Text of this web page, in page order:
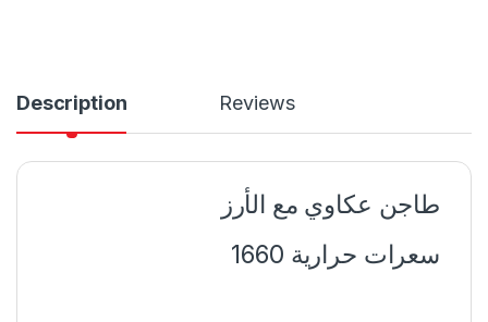
Description Reviews
طاجن عكاوي مع الأرز
سعرات حرارية 1660